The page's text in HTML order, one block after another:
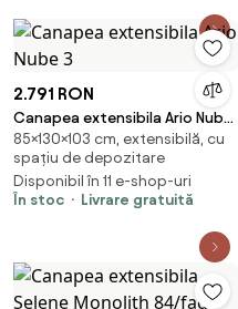
2.791 RON
Canapea extensibila Ario Nube
3
85×130×103 cm, extensibilă, cu
spațiu de depozitare
Disponibil în 11 e-shop-uri
În stoc
Livrare gratuită